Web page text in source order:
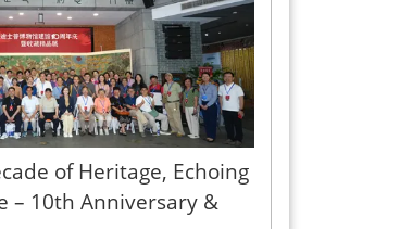
of Heritage, Echoing
– 10th Anniversary &